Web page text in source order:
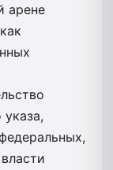
арене